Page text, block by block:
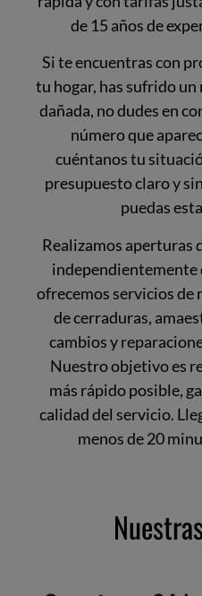
de 15 años de
Si te encuentras con
tu hogar, has sufrido
dañada, no dudes en
número que
cuéntanos tu
presupuesto claro y
puedas
Realizamos aperturas
independientemente
ofrecemos servicios
de cerraduras,
cambios y
Nuestro objetivo es
más rápido posible,
calidad del servicio.
menos de 20